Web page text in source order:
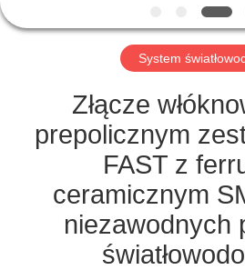
SKONTAKTUJ
NAMI
POPROSIĆ
O
WYCENĘ
System
Złącze
prepolicznym
FAST z
ceramicznym
niezawodnych